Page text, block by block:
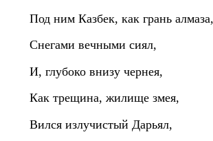
Под ним Казбек, как грань алмаза,
Снегами вечными сиял,
И, глубоко внизу чернея,
Как трещина, жилище змея,
Вился излучистый Дарьял,